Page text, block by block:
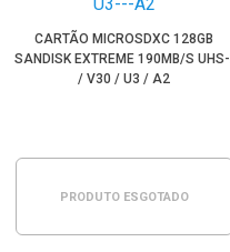
CARTÃO MICROSDXC 128GB
SANDISK EXTREME 190MB/S UHS-I
/ V30 / U3 / A2
PRODUTO ESGOTADO